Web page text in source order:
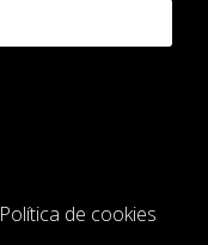
Política de cookies